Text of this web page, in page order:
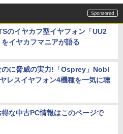
のイヤカフ型イヤフォン「UU2
イヤカフマニアが語る
のに脅威の実力!「Osprey」Nobl
レスイヤフォン4機種を一気に聴
な中古PC情報はこのページで